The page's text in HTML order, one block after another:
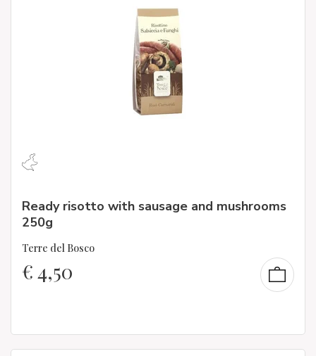
Ready risotto with sausage and mushrooms
250g
Terre del Bosco
€4,50